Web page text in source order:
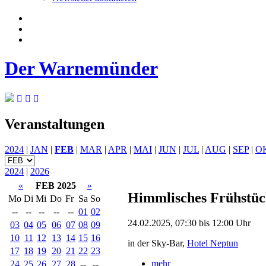
Der Warnemünder
Veranstaltungen
2024 | JAN | FEB | MAR | APR | MAI | JUN | JUL | AUG | SEP|
2024 | 2026
«
FEB 2025
»
Mo Di Mi Do Fr Sa So
--
-- -- -- -- 01 02
03 04 05 06 07 08 09
10 11 12 13 14 15 16
17 18 19 20 21 22 23
24 25 26 27 28 -- --
Himmlisches
24.02.2025, 07:30 bis 12:00 Uhr
in der Sky-Bar, Hotel Neptun
mehr